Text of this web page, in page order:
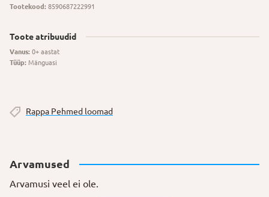
Tootekood: 8590687222991
Toote atribuudid
Vanus: 0+ aastat
Tüüp: Mänguasi
Rappa Pehmed loomad
Arvamused
Arvamusi veel ei ole.